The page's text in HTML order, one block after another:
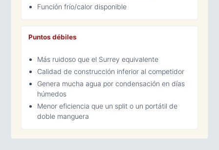
Función frío/calor disponible
Puntos débiles
Más ruidoso que el Surrey equivalente
Calidad de construcción inferior al competidor
Genera mucha agua por condensación en días
húmedos
Menor eficiencia que un split o un portátil de
doble manguera